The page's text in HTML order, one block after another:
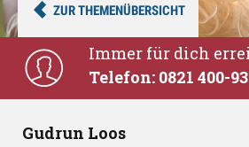
Immer für dich
Telefon: 0821 400-
Gudrun Loos
ZUR THEMENÜBERSICHT